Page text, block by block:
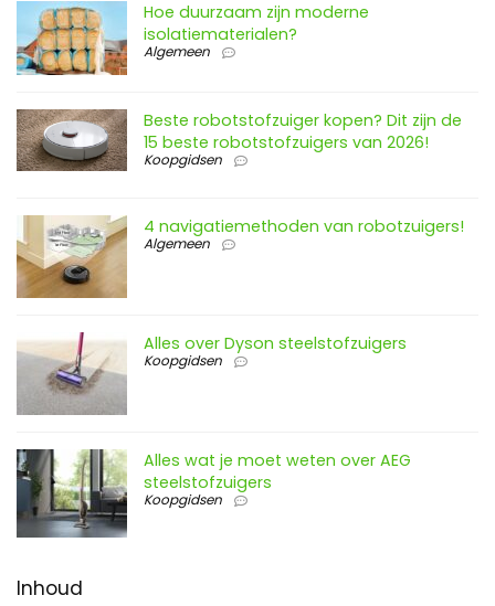
Hoe duurzaam zijn moderne
isolatiematerialen?
Algemeen
Beste robotstofzuiger kopen? Dit zijn de
15 beste robotstofzuigers van 2026!
Koopgidsen
4 navigatiemethoden van robotzuigers!
Algemeen
Alles over Dyson steelstofzuigers
Koopgidsen
Alles wat je moet weten over AEG
steelstofzuigers
Koopgidsen
Inhoud